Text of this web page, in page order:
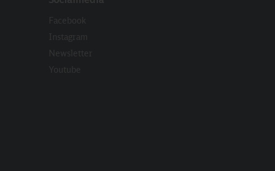
Facebook
Instagram
Newsletter
Youtube